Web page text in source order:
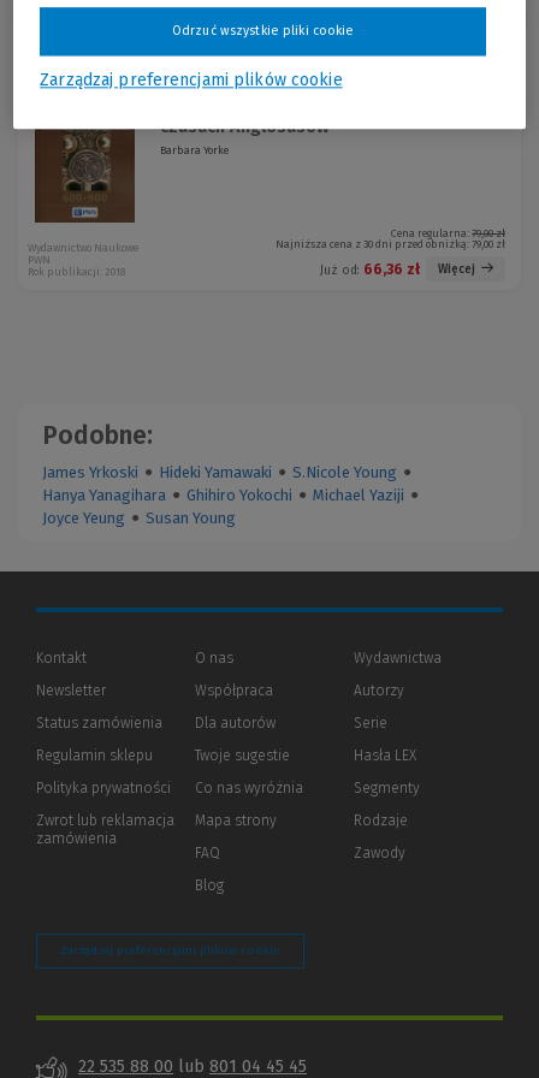
czasach Anglosasów
Barbara Yorke
Cena regularna: 79,00 zł
Najniższa cena z 30 dni przed obniżką: 79,00 zł
Już od: 66,36 zł Więcej
Wydawnictwo Naukowe
PWN
Rok publikacji: 2018
Podobne:
James Yrkoski ● Hideki Yamawaki ● S.Nicole Young ●
Hanya Yanagihara ● Ghihiro Yokochi ● Michael Yaziji ●
Joyce Yeung ● Susan Young
Kontakt
Newsletter
Status zamówienia
Regulamin sklepu
Polityka prywatności (Nowe
(Link
innej
Zwrot lub reklamacja
zamówienia
O nas
Współpraca
Dla autorów(Nowe
(Link
innej
strony)
Twoje sugestie
Co nas wyróżnia
Mapa strony
FAQ
Blog
Wydawnictwa
Autorzy
Serie
Hasła LEX
Segmenty
Rodzaje
Zawody
Zarządzaj preferencjami plików cookie
22 535 88 00 lub 801 04 45 45
Zarządzaj preferencjami plików cookie
Odrzuć wszystkie pliki cookie